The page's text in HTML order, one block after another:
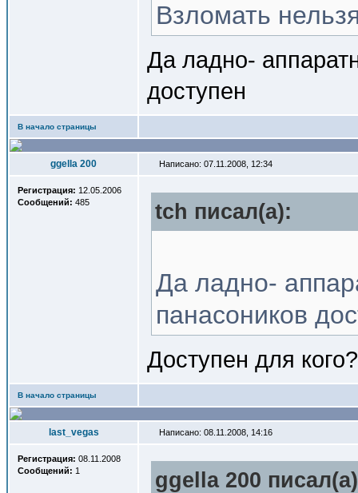
Взломать
Да ладно-
доступен
В начало страницы
ggella 200 Написано: 07.11.2008, 12:34
Регистрация: 12.05.2006
Сообщений: 485 tch писал(a):
Да ладно-
панасоников
Доступен для
В начало страницы
last_vegas Написано: 08.11.2008, 14:16
Регистрация: 08.11.2008
Сообщений: 1 ggella 200